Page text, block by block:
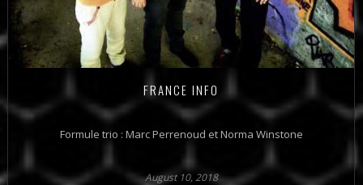
FRANCE INFO
Formule trio : Marc Perrenoud et Norma Winstone
August 10, 2018